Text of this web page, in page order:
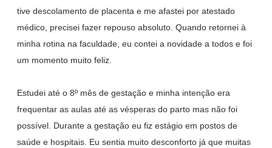
tive descolamento de placenta e me afastei por atestado
médico, precisei fazer repouso absoluto. Quando retornei à
minha rotina na faculdade, eu contei a novidade a todos e foi
um momento muito feliz.
Estudei até o 8º mês de gestação e minha intenção era
frequentar as aulas até as vésperas do parto mas não foi
possível. Durante a gestação eu fiz estágio em postos de
saúde e hospitais. Eu sentia muito desconforto já que muitas